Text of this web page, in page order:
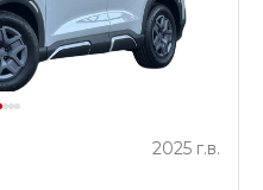
2025 г.в.